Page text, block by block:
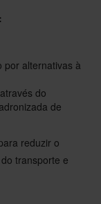
por alternativas à
do
de
reduzir o
transporte e